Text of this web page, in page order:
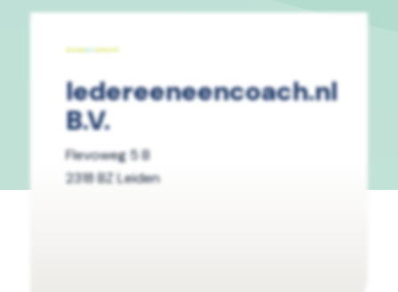
Iedereeneencoach.nl
B.V.
Flevoweg 5 B
2318 BZ Leiden